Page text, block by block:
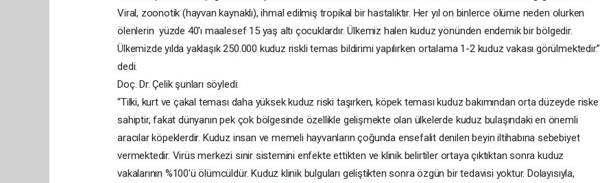
Viral, zoonotik (hayvan kaynaklı), ihmal edilmiş tropikal bir hastalıktır. Her yıl on binlerce ölüme neden olurken
ölenlerin yüzde 40'ı maalesef 15 yaş altı çocuklardır. Ülkemiz halen kuduz yönünden endemik bir bölgedir.
Ülkemizde yılda yaklaşık 250.000 kuduz riskli temas bildirimi yapılırken ortalama 1-2 kuduz vakası görülmektedir.”
dedi.
Doç. Dr. Çelik şunları söyledi:
“Tilki, kurt ve çakal teması daha yüksek kuduz riski taşırken, köpek teması kuduz bakımından orta düzeyde riske
sahiptir, fakat dünyanın pek çok bölgesinde özellikle gelişmekte olan ülkelerde kuduz bulaşındaki en önemli
aracılar köpeklerdir. Kuduz insan ve memeli hayvanların çoğunda ensefalit denilen beyin iltihabına sebebiyet
vermektedir. Virüs merkezi sinir sistemini enfekte ettikten ve klinik belirtiler ortaya çıktıktan sonra kuduz
vakalarının %100'ü ölümcüldür. Kuduz klinik bulguları geliştikten sonra özgün bir tedavisi yoktur. Dolayısıyla,